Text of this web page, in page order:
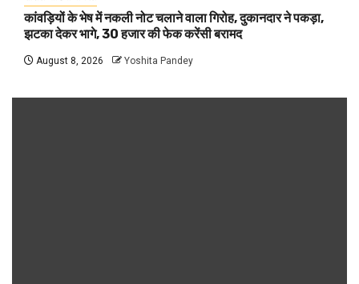
कांवड़ियों के भेष में नकली नोट चलाने वाला गिरोह, दुकानदार ने पकड़ा,
झटका देकर भागे, 30 हजार की फेक करेंसी बरामद
August 8, 2026 Yoshita Pandey